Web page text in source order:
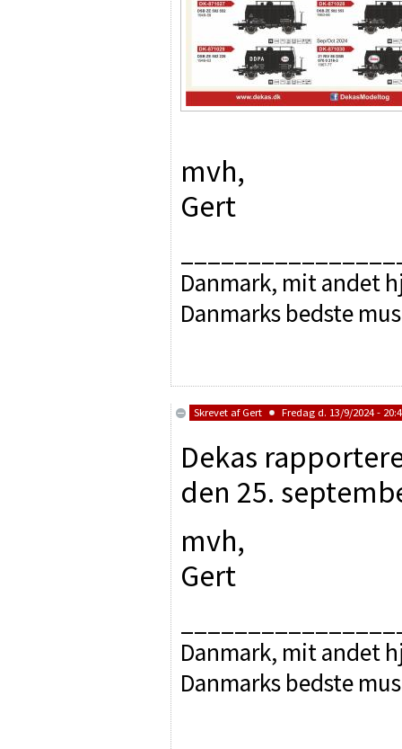
mvh,
Gert
Danmark, mit andet
Danmarks bedste
Skrevet af Gert Fredag d. 13/9/2024 -
Dekas
den 25.
mvh,
Gert
Danmark, mit andet
Danmarks bedste